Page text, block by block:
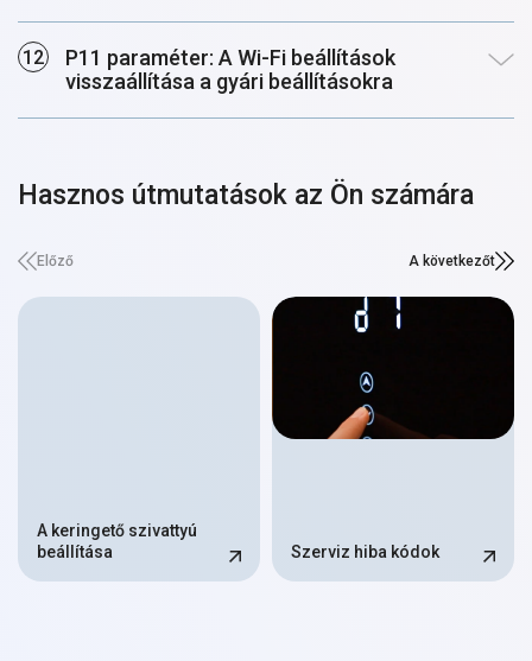
P11 paraméter: A Wi-Fi beállítások
visszaállítása a gyári beállításokra
Hasznos útmutatások az Ön számára
Előző A következőt
A keringető szivattyú
beállítása
Szerviz hiba kódok